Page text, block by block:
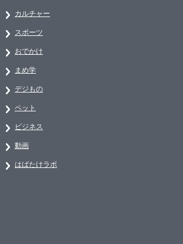
カルチャー
スポーツ
おでかけ
まめ学
デジもの
ペット
ビジネス
動画
はばたけラボ